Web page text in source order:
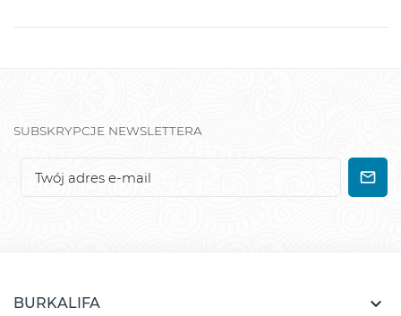
SUBSKRYPCJE NEWSLETTERA
BURKALIFA 